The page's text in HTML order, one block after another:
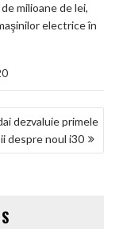
milioane de lei,
electrice în
dezvaluie primele
despre noul i30